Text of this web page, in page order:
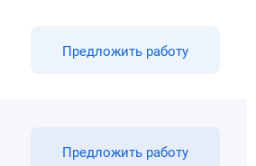
Предложить работу
Предложить работу